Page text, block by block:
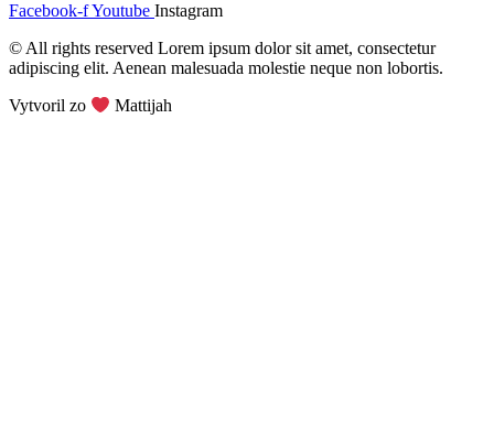
Facebook-fYoutube Instagram
© All rights reserved Lorem ipsum dolor sit amet, consectetur
adipiscing elit. Aenean malesuada molestie neque non lobortis.
Vytvoril zo Mattijah